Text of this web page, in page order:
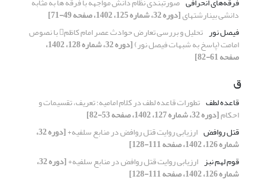
دانشی بینارشته‏ای[دوره 32، شماره 125، 1402، صفحه 49-71]
فیصل نور
تحلیل و بررسی تعارض حوادث عصر امام کاظم با نصوص
امامت (پاسخ به شبهات فیصل نور) [دوره 32، شماره 128، 1402،
صفحه 61-82]
ق
قاعده لطف تطورات قاعده لطف در کلام امامیه؛ تعریف، تقسیمات و
احکام[دوره 32، شماره 127، 1402، صفحه 53-82]
قتل روافض‌‌ ارزیابی روایت قتل روافض در منابع سلفیه+ [دوره 32،
شماره 126، 1402، صفحه 111-128]
قوم لهم نبز ارزیابی روایت قتل روافض در منابع سلفیه+ [دوره 32،
شماره 126، 1402، صفحه 111-128]